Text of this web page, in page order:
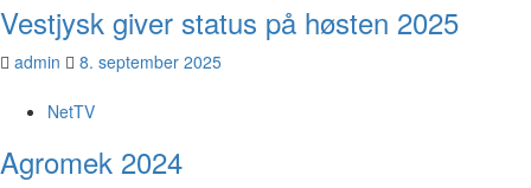
Vestjysk giver status på høsten 2025
admin 8. september 2025
NetTV
Agromek 2024